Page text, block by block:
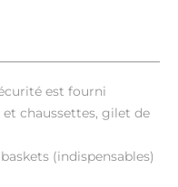
est fourni
chaussettes, gilet de
(indispensables)